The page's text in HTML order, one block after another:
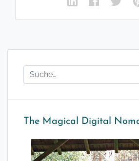
The Magical Digital